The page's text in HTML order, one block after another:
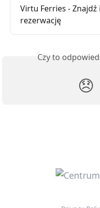
Virtu Ferries -
rezerwację
Czy to
😞